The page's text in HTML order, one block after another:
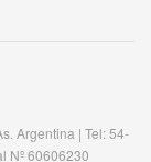
Argentina | Tel: 54-
Nº 60606230